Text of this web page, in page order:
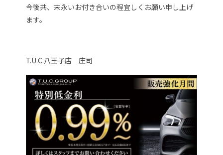
今後共、末永いお付き合いの程宜しくお願い申し上げ
ます。
T.U.C.八王子店 庄司